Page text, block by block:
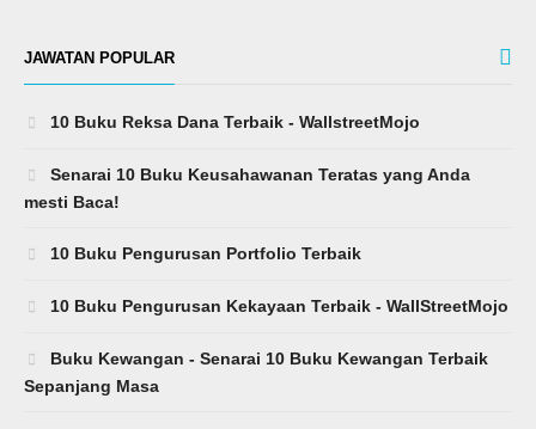
JAWATAN POPULAR
10 Buku Reksa Dana Terbaik - WallstreetMojo
Senarai 10 Buku Keusahawanan Teratas yang Anda
mesti Baca!
10 Buku Pengurusan Portfolio Terbaik
10 Buku Pengurusan Kekayaan Terbaik - WallStreetMojo
Buku Kewangan - Senarai 10 Buku Kewangan Terbaik
Sepanjang Masa